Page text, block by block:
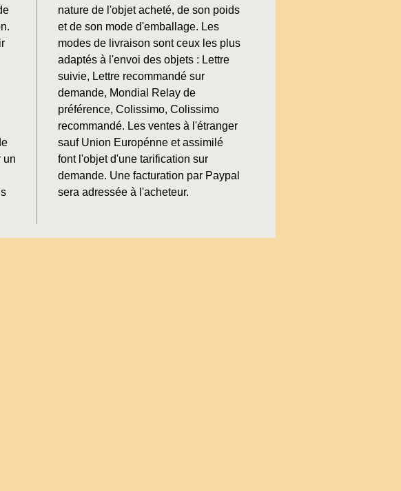
un
nature de l'objet acheté, de son poids
et de son mode d'emballage. Les
modes de livraison sont ceux les plus
adaptés à l'envoi des objets : Lettre
suivie, Lettre recommandé sur
demande, Mondial Relay de
préférence, Colissimo, Colissimo
recommandé. Les ventes à l'étranger
sauf Union Europénne et assimilé
font l'objet d'une tarification sur
demande. Une facturation par Paypal
sera adressée à l'acheteur.